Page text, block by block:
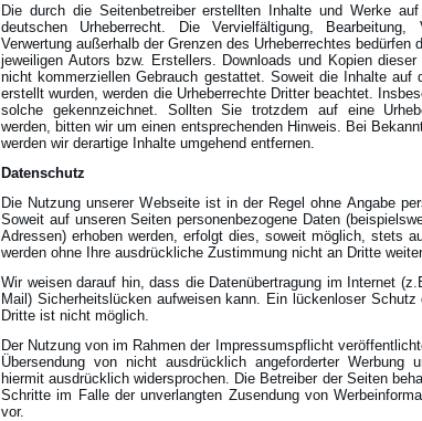
Die durch die Seitenbetreiber erstellten Inhalte und Werke
deutschen Urheberrecht. Die Vervielfältigung,
Verwertung außerhalb der Grenzen des Urheberrechtes bedürfen
jeweiligen Autors bzw. Erstellers. Downloads und Kopien
nicht kommerziellen Gebrauch gestattet. Soweit die Inhalte auf
erstellt wurden, werden die Urheberrechte Dritter beachtet.
solche gekennzeichnet. Sollten Sie trotzdem auf eine
werden, bitten wir um einen entsprechenden Hinweis. Bei
werden wir derartige Inhalte umgehend entfernen.
Datenschutz
Die Nutzung unserer Webseite ist in der Regel ohne Angabe
Soweit auf unseren Seiten personenbezogene Daten
Adressen) erhoben werden, erfolgt dies, soweit möglich, stets
werden ohne Ihre ausdrückliche Zustimmung nicht an Dritte
Wir weisen darauf hin, dass die Datenübertragung im Internet
Mail) Sicherheitslücken aufweisen kann. Ein lückenloser
Dritte ist nicht möglich.
Der Nutzung von im Rahmen der Impressumspflicht
Übersendung von nicht ausdrücklich angeforderter Werbung
hiermit ausdrücklich widersprochen. Die Betreiber der Seiten
Schritte im Falle der unverlangten Zusendung von
vor.